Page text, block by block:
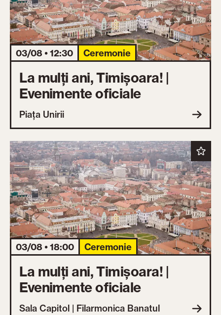
03/08 • 12:30 Ceremonie
La mulți ani, Timișoara! |
Evenimente oficiale
Piața Unirii
03/08 • 18:00 Ceremonie
La mulți ani, Timișoara! |
Evenimente oficiale
Sala Capitol | Filarmonica Banatul